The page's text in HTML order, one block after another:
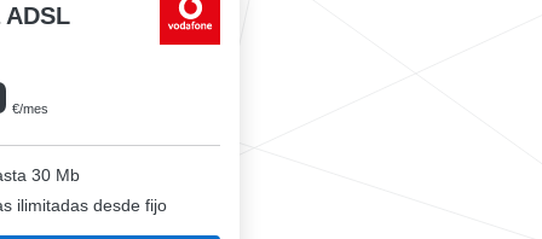
€/mes
30 Mb
ilimitadas desde fijo